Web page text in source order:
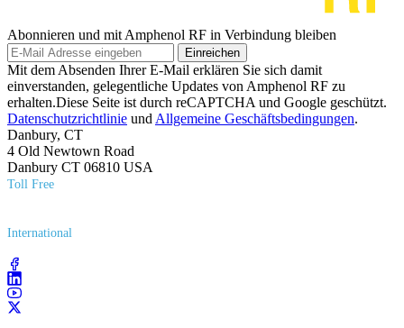
Abonnieren und mit Amphenol RF in Verbindung bleiben
Einreichen
Mit dem Absenden Ihrer E-Mail erklären Sie sich damit
einverstanden, gelegentliche Updates von Amphenol RF zu
erhalten.Diese Seite ist durch reCAPTCHA und Google geschützt.
Datenschutzrichtlinie und Allgemeine Geschäftsbedingungen.
Danbury, CT
4 Old Newtown Road
Danbury CT 06810 USA
Toll Free
International